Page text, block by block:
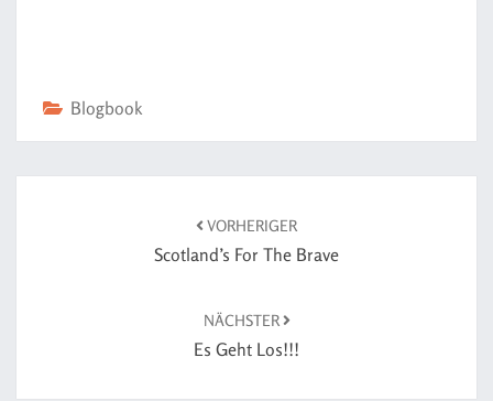
Blogbook
VORHERIGER
Scotland’s For The Brave
NÄCHSTER
Es Geht Los!!!